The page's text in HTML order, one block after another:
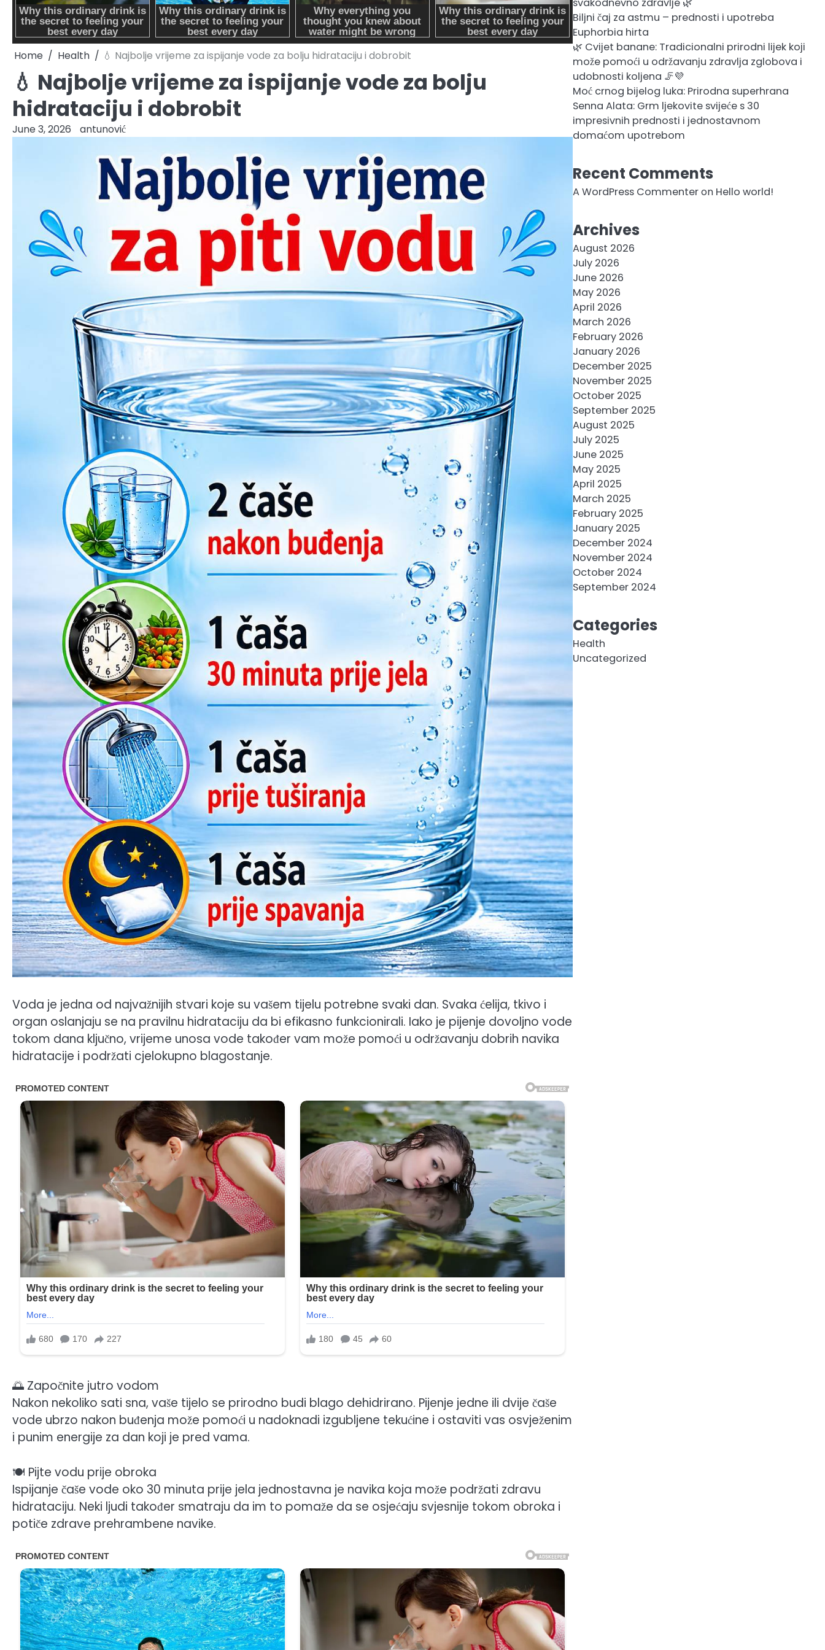
Home Health 💧 Najbolje vrijeme za ispijanje vode za bolju hidrataciju i dobrobit
💧 Najbolje vrijeme za ispijanje vode za bolju
hidrataciju i dobrobit
June 3, 2026 antunović
Voda je jedna od najvažnijih stvari koje su vašem tijelu potrebne svaki dan. Svaka ćelija, tkivo i
organ oslanjaju se na pravilnu hidrataciju da bi efikasno funkcionirali. Iako je pijenje dovoljno vode
tokom dana ključno, vrijeme unosa vode također vam može pomoći u održavanju dobrih navika
hidratacije i podržati cjelokupno blagostanje.
🌅 Započnite jutro vodom
Nakon nekoliko sati sna, vaše tijelo se prirodno budi blago dehidrirano. Pijenje jedne ili dvije čaše
vode ubrzo nakon buđenja može pomoći u nadoknadi izgubljene tekućine i ostaviti vas osvježenim
i punim energije za dan koji je pred vama.
🍽️ Pijte vodu prije obroka
Ispijanje čaše vode oko 30 minuta prije jela jednostavna je navika koja može podržati zdravu
hidrataciju. Neki ljudi također smatraju da im to pomaže da se osjećaju svjesnije tokom obroka i
potiče zdrave prehrambene navike.
Biljni čaj za astmu – prednosti i upotreba
Euphorbia hirta
🌿 Cvijet banane: Tradicionalni prirodni lijek koji
može pomoći u održavanju zdravlja zglobova i
udobnosti koljena 🦵💜
Moć crnog bijelog luka: Prirodna superhrana
Senna Alata: Grm ljekovite svijeće s 30
impresivnih prednosti i jednostavnom
domaćom upotrebom
Recent Comments
A WordPress Commenteron Hello world!
Archives
August 2026
July 2026
June 2026
May 2026
April 2026
March 2026
February 2026
January 2026
December 2025
November 2025
October 2025
September 2025
August 2025
July 2025
June 2025
May 2025
April 2025
March 2025
February 2025
January 2025
December 2024
November 2024
October 2024
September 2024
Categories
Health
Uncategorized